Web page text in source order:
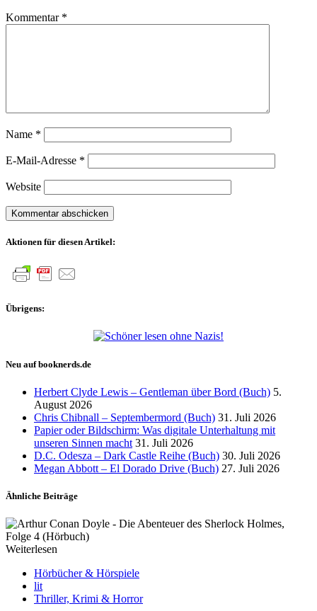
Kommentar *
Name *
E-Mail-Adresse *
Website
Aktionen für diesen Artikel:
Übrigens:
Neu auf booknerds.de
Herbert Clyde Lewis – Gentleman über Bord (Buch) 5.
August 2026
Chris Chibnall – Septembermord (Buch) 31. Juli 2026
Papier oder Bildschirm: Was digitale Unterhaltung mit
unseren Sinnen macht 31. Juli 2026
D.C. Odesza – Dark Castle Reihe (Buch) 30. Juli 2026
Megan Abbott – El Dorado Drive (Buch) 27. Juli 2026
Ähnliche Beiträge
Weiterlesen
Hörbücher & Hörspiele
lit
Thriller, Krimi & Horror